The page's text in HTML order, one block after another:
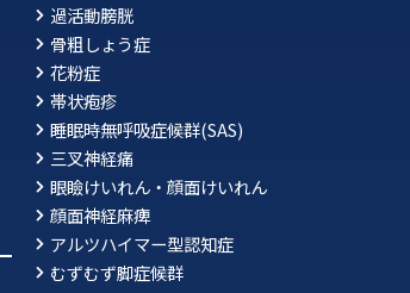
過活動膀胱
骨粗しょう症
花粉症
帯状疱疹
睡眠時無呼吸症候群(SAS)
三叉神経痛
眼瞼けいれん・顔面けいれん
顔面神経麻痺
アルツハイマー型認知症
むずむず脚症候群